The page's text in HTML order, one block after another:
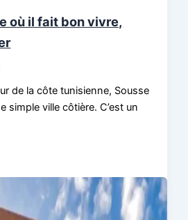
où il fait bon vivre,
de la côte tunisienne, Sousse
simple ville côtière. C’est un